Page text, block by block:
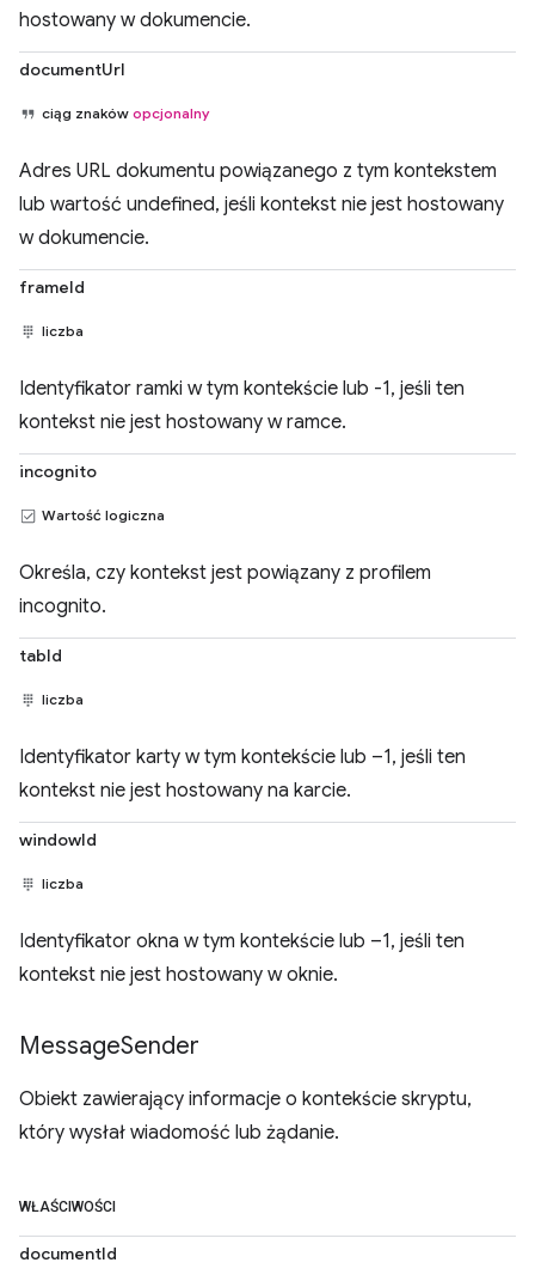
hostowany w dokumencie.
documentUrl
ciąg znaków opcjonalny
Adres URL dokumentu powiązanego z tym kontekstem
lub wartość undefined, jeśli kontekst nie jest hostowany
w dokumencie.
frameId
liczba
Identyfikator ramki w tym kontekście lub -1, jeśli ten
kontekst nie jest hostowany w ramce.
incognito
Wartość logiczna
Określa, czy kontekst jest powiązany z profilem
incognito.
tabId
liczba
Identyfikator karty w tym kontekście lub –1, jeśli ten
kontekst nie jest hostowany na karcie.
windowId
liczba
Identyfikator okna w tym kontekście lub –1, jeśli ten
kontekst nie jest hostowany w oknie.
MessageSender
Obiekt zawierający informacje o kontekście skryptu,
który wysłał wiadomość lub żądanie.
WŁAŚCIWOŚCI
documentId